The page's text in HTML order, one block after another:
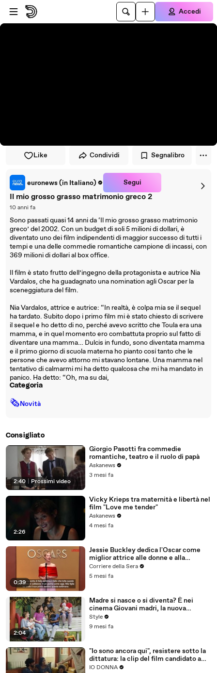
Vai al lettore
Passa al contenuto principale
Accedi
Like Condividi Segnalibro
euronews (in Italiano) Segui
Il mio grosso grasso matrimonio greco 2
10 anni fa
Sono passati quasi 14 anni da ‘Il mio grosso grasso matrimonio
greco’ del 2002. Con un budget di soli 5 milioni di dollari, è
diventato uno dei film indipendenti di maggior successo di tutti i
tempi e una delle commedie romantiche campione di incassi, con
369 milioni di dollari al box office.
Il film è stato frutto dell’ingegno della protagonista e autrice Nia
Vardalos, che ha guadagnato una nomination agli Oscar per la
sceneggiatura del film.
Nia Vardalos, attrice e autrice: “In realtà, è colpa mia se il sequel
ha tardato. Subito dopo i primo film mi è stato chiesto di scrivere
il sequel e ho detto di no, perché avevo scritto che Toula era una
mamma, e in quel momento ero combattuta proprio sul fatto di
diventare una mamma… Dulcis in fundo, sono diventata mamma
e il primo giorno di scuola materna ho pianto cosí tanto che le
persone che avevo attorno mi stavano lontane. Una mamma nel
tentativo di calmarmi mi ha detto qualcosa che mi ha mandato in
panico. Ha detto: “Oh, ma su dai,
Categoria
🗞Novità
Consigliato
2:40 Prossimi video
Giorgio Pasotti fra commedie
romantiche, teatro e il ruolo di papà
Askanews
3 mesi fa
2:26
Vicky Krieps tra maternità e libertà nel
film "Love me tender"
Askanews
4 mesi fa
0:39
Jessie Buckley dedica l'Oscar come
miglior attrice alle donne e alla
maternità: «Questa settimana mia
figlia ha messo il primo dentino»
Corriere della Sera
5 mesi fa
2:04
Madre si nasce o si diventa? È nei
cinema Giovani madri, la nuova
commedia umana dei fratelli Dardenne
Style
9 mesi fa
"Io sono ancora qui", resistere sotto la
dittatura: la clip del film candidato a
tre Oscar
IO DONNA